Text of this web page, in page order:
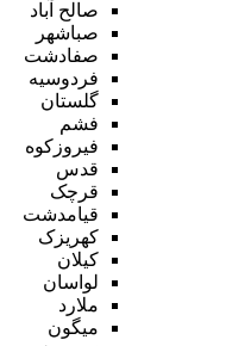
صالح آباد
صباشهر
صفادشت
فردوسیه
گلستان
فشم
فیروزکوه
قدس
قرچک
قیامدشت
کهریزک
کیلان
لواسان
ملارد
میگون